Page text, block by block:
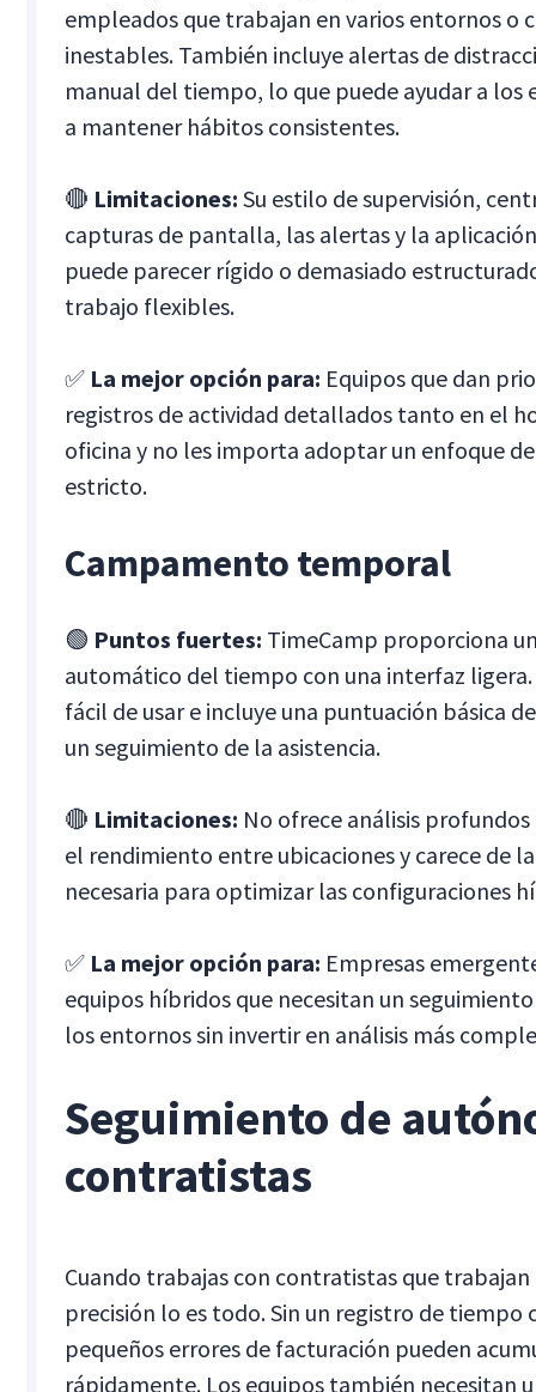
empleados que trabajan en varios entornos o
inestables. También incluye alertas de
manual del tiempo, lo que puede ayudar a los
a mantener hábitos consistentes.
🔴 Limitaciones: Su estilo de supervisión,
capturas de pantalla, las alertas y la
puede parecer rígido o demasiado
trabajo flexibles.
✅ La mejor opción para: Equipos que dan
registros de actividad detallados tanto en el
oficina y no les importa adoptar un enfoque
estricto.
Campamento temporal
🟢 Puntos fuertes: TimeCamp proporciona
automático del tiempo con una interfaz ligera.
fácil de usar e incluye una puntuación básica
un seguimiento de la asistencia.
🔴 Limitaciones: No ofrece análisis
el rendimiento entre ubicaciones y carece de
necesaria para optimizar las configuraciones
✅ La mejor opción para: Empresas
equipos híbridos que necesitan un
los entornos sin invertir en análisis más
Seguimiento de
contratistas
Cuando trabajas con contratistas que
precisión lo es todo. Sin un registro de tiempo
pequeños errores de facturación pueden
rápidamente. Los equipos también necesitan